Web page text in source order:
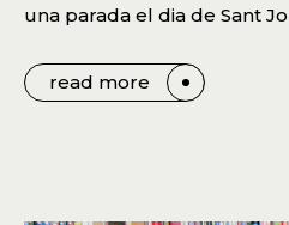
una parada el dia de Sant
read more